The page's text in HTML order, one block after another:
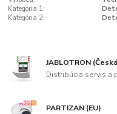
Kategória 1:
Kategória 2:
JABLOTRON
Distribúcia servis a
PARTIZAN (EU)